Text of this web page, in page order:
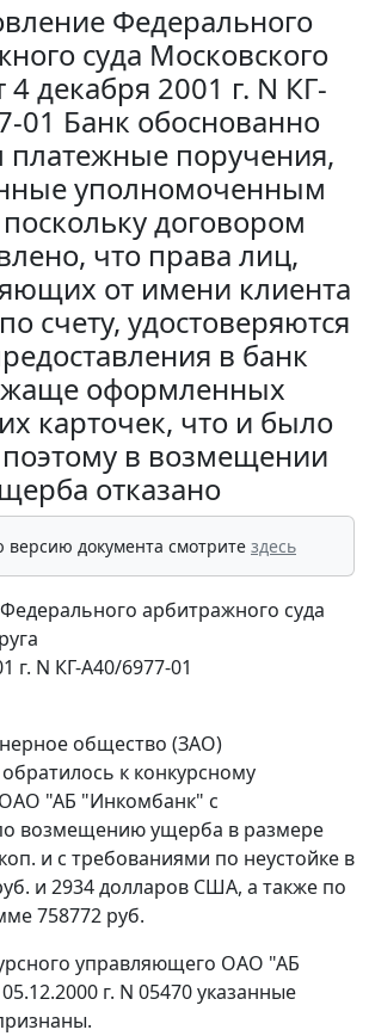
Федерального
суда Московского
4 декабря 2001 г. N КГ-
01 Банк обоснованно
платежные поручения,
уполномоченным
договором
что права лиц,
от имени клиента
счету, удостоверяются
в банк
оформленных
карточек, что и было
поэтому в возмещении
отказано
версию документа смотрите здесь
арбитражного суда
г. N КГ-А40/6977-01
общество (ЗАО)
к конкурсному
"АБ "Инкомбанк" с
возмещению ущерба в размере
и с требованиями по неустойке в
и 2934 долларов США, а также по
758772 руб.
управляющего ОАО "АБ
г. N 05470 указанные